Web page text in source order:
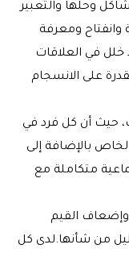
وحلها والتعبير
ومعرفة
في العلاقات
على الانسجام
حيث أن كل فرد في
بالإضافة إلى
متكاملة مع
وإضعاف القيم
من شأنها.لدى كل